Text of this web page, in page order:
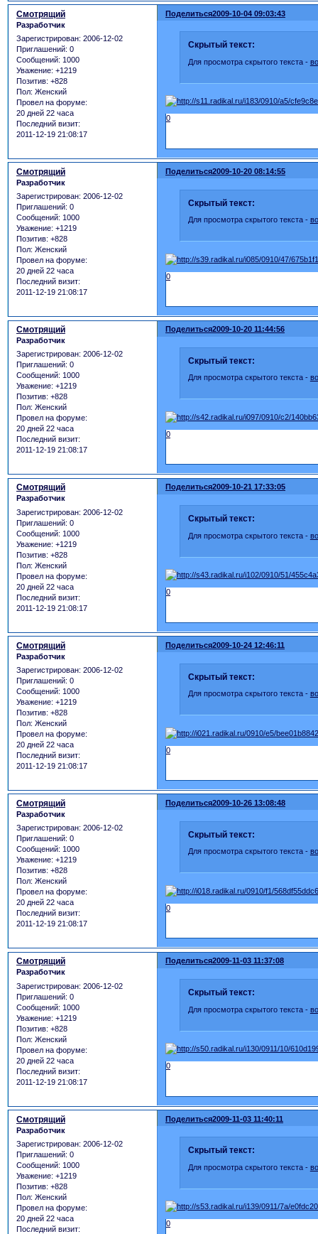
Поделиться2009-10-04 09:03:43
Смотрящий
Разработчик
Зарегистрирован: 2006-12-02
Приглашений: 0
Сообщений: 1000
Уважение: +1219
Позитив: +828
Пол: Женский
Провел на форуме:
20 дней 22 часа
Последний визит:
2011-12-19 21:08:17
Скрытый текст:
Для просмотра скрытого текста -
0
Поделиться2009-10-20 08:14:55
Смотрящий
Разработчик
Зарегистрирован: 2006-12-02
Приглашений: 0
Сообщений: 1000
Уважение: +1219
Позитив: +828
Пол: Женский
Провел на форуме:
20 дней 22 часа
Последний визит:
2011-12-19 21:08:17
Скрытый текст:
Для просмотра скрытого текста -
0
Поделиться2009-10-20 11:44:56
Смотрящий
Разработчик
Зарегистрирован: 2006-12-02
Приглашений: 0
Сообщений: 1000
Уважение: +1219
Позитив: +828
Пол: Женский
Провел на форуме:
20 дней 22 часа
Последний визит:
2011-12-19 21:08:17
Скрытый текст:
Для просмотра скрытого текста -
0
Поделиться2009-10-21 17:33:05
Смотрящий
Разработчик
Зарегистрирован: 2006-12-02
Приглашений: 0
Сообщений: 1000
Уважение: +1219
Позитив: +828
Пол: Женский
Провел на форуме:
20 дней 22 часа
Последний визит:
2011-12-19 21:08:17
Скрытый текст:
Для просмотра скрытого текста -
0
Поделиться2009-10-24 12:46:11
Смотрящий
Разработчик
Зарегистрирован: 2006-12-02
Приглашений: 0
Сообщений: 1000
Уважение: +1219
Позитив: +828
Пол: Женский
Провел на форуме:
20 дней 22 часа
Последний визит:
2011-12-19 21:08:17
Скрытый текст:
Для просмотра скрытого текста -
0
Поделиться2009-10-26 13:08:48
Смотрящий
Разработчик
Зарегистрирован: 2006-12-02
Приглашений: 0
Сообщений: 1000
Уважение: +1219
Позитив: +828
Пол: Женский
Провел на форуме:
20 дней 22 часа
Последний визит:
2011-12-19 21:08:17
Скрытый текст:
Для просмотра скрытого текста -
0
Поделиться2009-11-03 11:37:08
Смотрящий
Разработчик
Зарегистрирован: 2006-12-02
Приглашений: 0
Сообщений: 1000
Уважение: +1219
Позитив: +828
Пол: Женский
Провел на форуме:
20 дней 22 часа
Последний визит:
2011-12-19 21:08:17
Скрытый текст:
Для просмотра скрытого текста -
0
Поделиться2009-11-03 11:40:11
Смотрящий
Разработчик
Зарегистрирован: 2006-12-02
Приглашений: 0
Сообщений: 1000
Уважение: +1219
Позитив: +828
Пол: Женский
Провел на форуме:
20 дней 22 часа
Последний визит:
Скрытый текст:
Для просмотра скрытого текста -
0